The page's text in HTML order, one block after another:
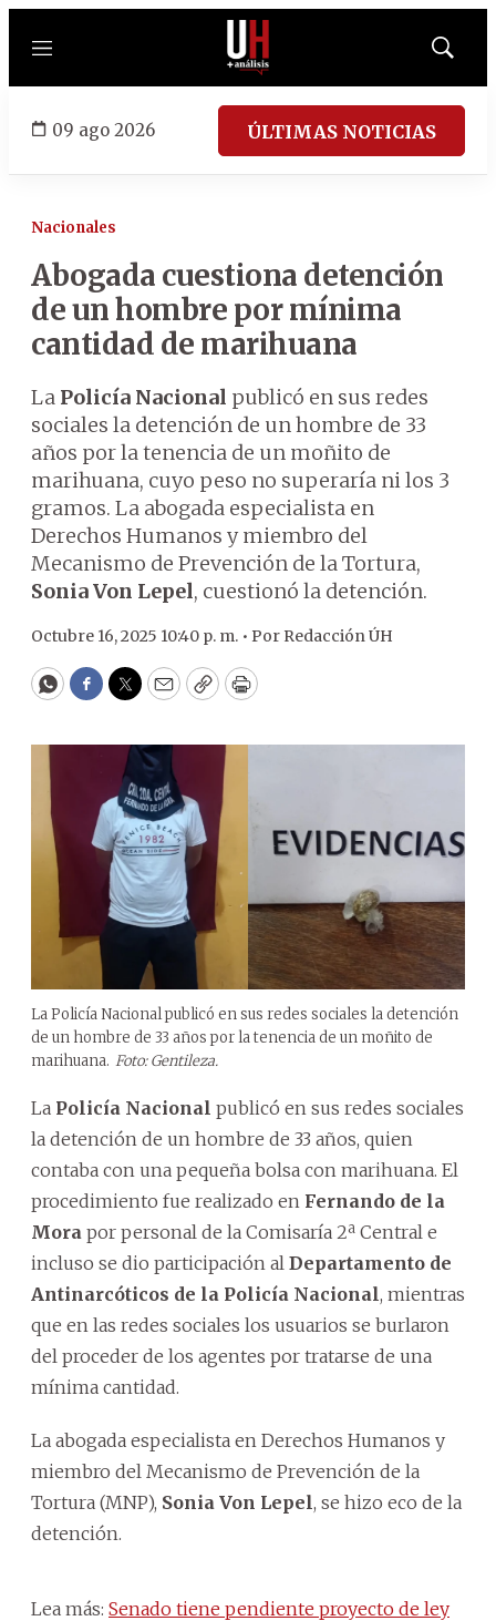
Menú
Mostrar
09 ago 2026 ÚLTIMAS NOTICIAS
Nacionales
Abogada cuestiona detención
de un hombre por mínima
cantidad de marihuana
La Policía Nacional publicó en sus redes
sociales la detención de un hombre de 33
años por la tenencia de un moñito de
marihuana, cuyo peso no superaría ni los 3
gramos. La abogada especialista en
Derechos Humanos y miembro del
Mecanismo de Prevención de la Tortura,
Sonia Von Lepel, cuestionó la detención.
Octubre 16, 2025 10:40 p. m. • Por Redacción ÚH
WhatsApp
Facebook
Twitter
EmailCopyPrint
La Policía Nacional publicó en sus redes sociales la detención
de un hombre de 33 años por la tenencia de un moñito de
marihuana. Foto: Gentileza.
La Policía Nacional publicó en sus redes sociales
la detención de un hombre de 33 años, quien
contaba con una pequeña bolsa con marihuana. El
procedimiento fue realizado en Fernando de la
Mora por personal de la Comisaría 2ª Central e
incluso se dio participación al Departamento de
Antinarcóticos de la Policía Nacional, mientras
que en las redes sociales los usuarios se burlaron
del proceder de los agentes por tratarse de una
mínima cantidad.
La abogada especialista en Derechos Humanos y
miembro del Mecanismo de Prevención de la
Tortura (MNP), Sonia Von Lepel, se hizo eco de la
detención.
Lea más: Senado tiene pendiente proyecto de ley